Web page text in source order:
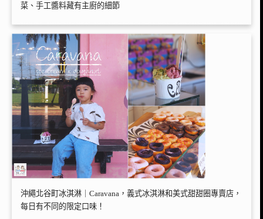
菜、手工醬料藏有主廚的細節
沖繩北谷町冰淇淋｜Caravana，義式冰淇淋和美式甜甜圈專賣店，
每日有不同的限定口味！